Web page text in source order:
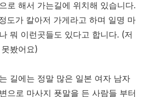
로 해서 가는길에 위치해 있습니다.
도가 칼아저 가게라고 하며 일명 마
뭐 이런곳들도 있다고 합니다. (저
봤어요)
길에는 정말 많은 일본 여자 남자
으로 마사지 푯말을 든 사람들 부터